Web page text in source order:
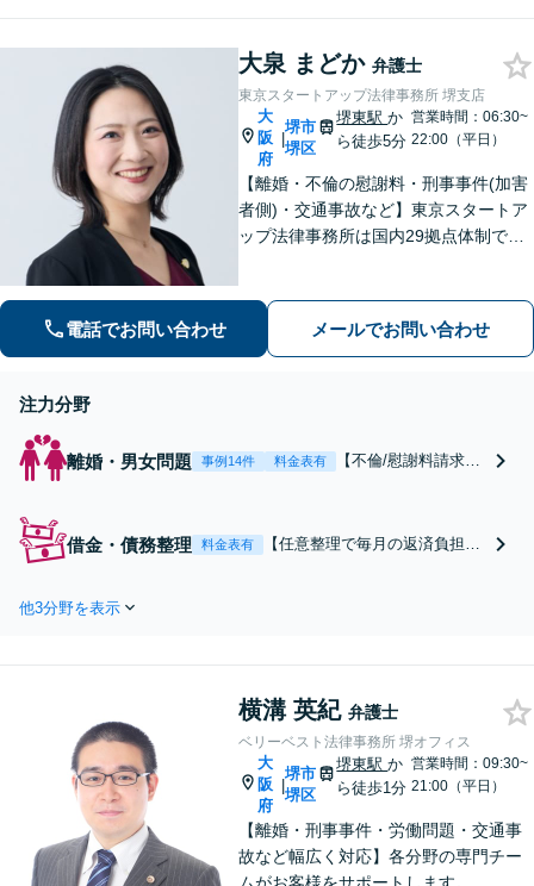
の生活の見通しも相談
可能
人で悩まずにご相談
手続きのメリット・デ
メリットを分かりやす
く説明します【夜間・
休日面談可】【完全個
大泉 まどか 弁護士
東京スタートアップ法律事務所 堺支店
大
阪
府
|
堺市
堺区
堺東駅か
ら徒歩5分
営業時間：06:30~
22:00（平日）
【離婚・不倫の慰謝料・刑事事件(加害
者側)・交通事故など】東京スタートア
ップ法律事務所は国内29拠点体制で全
専門性の高い弁護士が寄り添い解決を
サポートします。
電話でお問い合わせ メールでお問い合わせ
注力分野
離婚・男女問題 事例14件 料金表有
【不倫/慰謝料請求に
慰謝料トラブルの相
談は毎月100件以上、
倫相談は初回0円】
【大阪府全域対応】
借金・債務整理 料金表有
【任意整理で毎月の返済負担を
して再出発しませんか？借金・
績5,000件以上】【財産を残し
て借金整理】
他3分野を表示
横溝 英紀 弁護士
ベリーベスト法律事務所 堺オフィス
大
阪
府
|
堺市
堺区
堺東駅か
ら徒歩1分
営業時間：09:30~
21:00（平日）
【離婚・刑事事件・労働問題・交通事
故など幅広く対応】各分野の専門チー